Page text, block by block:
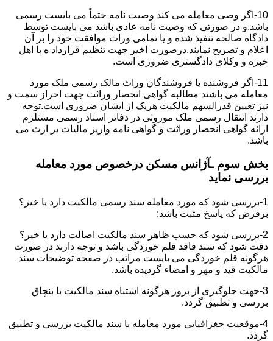
10-اگر وصی معامله می کند وصیت نامه حتماً می بایست رسمی
باشد.و در صورتی که وصیت نامه عادی باشد می بایست توسط
دادگاه صالحه تنفیذ شده و یا تمامی وراث موافقت خود را بر آن
اعلام و تصریح نمایند.درصورت اخیر جهت تنظیم قرارداد ه با اهل
خبره و وکلای دادگستری ضروری است.
11-اگر فروشنده یا فروشندگان وراث مالک رسمی ملک مورد
معامله می باشند مطالبه گواهی انحصار وراثت جهت احراز سمت و
نیز تعیین قدرالسهم مالکیت هریک از ایشان ضروری است.توجه
دارند انتقال رسمی ملک موروثی در دفاتر اسناد رسمی مستلزم
ارائه گواهی انحصار وراثت و گواهی نامه واریز مالیات بر ارث می
باشد.
بخش سوم ـآژانس مسکن درخصوص مورد معامله
بررسی نماید
1-بررسی شود که مورد معامله سند رسمی مالکیت دارد یا خیر؟
برفرض که پاسخ مثبت باشد:
2-بررسی شود که حسب ظاهر سند مالکیت اصالت دارد یا خیر؟
دقت شود که سند فاقد قلم خوردگی باشد و توجه دارند در صورت
هرگونه قلم خوردگی می بایست مراتب در صفحه توضیحات سند
مالکیت قید و مهر و امضاء گردیده باشد.
3-جهت جلوگیری از بروز هرگونه اشتباه سند مالکیت با بنچاق
بررسی و تطبیق گردد.
4-موقعیت جغرافیایی مورد معامله با سند مالکیت بررسی و تطبیق
گردد.